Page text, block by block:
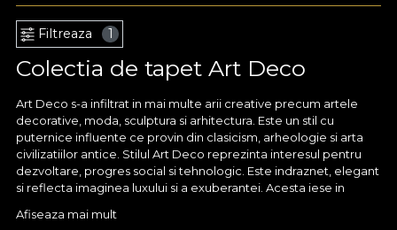
Filtreaza 1
Colectia de tapet Art Deco
Art Deco s-a infiltrat in mai multe arii creative precum artele
decorative, moda, sculptura si arhitectura. Este un stil cu
puternice influente ce provin din clasicism, arheologie si arta
civilizatiilor antice. Stilul Art Deco reprezinta interesul pentru
dezvoltare, progres social si tehnologic. Este indraznet, elegant
si reflecta imaginea luxului si a exuberantei. Acesta iese in
secesionismul vienez, alaturi de culori vii, contrastante si
Afiseaza mai mult